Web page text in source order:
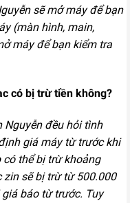
sẽ mở máy để bạn
(màn hình, main,
máy để bạn kiểm tra
có bị trừ tiền không?
đều hỏi tình
giá máy từ trước khi
có thể bị trừ khoảng
sẽ bị trừ từ 500.000
báo từ trước. Tuy